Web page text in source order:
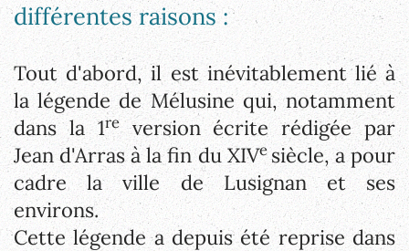
différentes raisons :
Tout d'abord, il est inévitablement lié à
la légende de Mélusine qui, notamment
dans la 1reversion écrite rédigée par
Jean d'Arras à la fin du XIVesiècle, a pour
cadre la ville de Lusignan et ses
environs.
Cette légende a depuis été reprise dans